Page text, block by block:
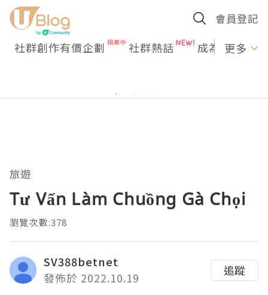
會員登記
社群創作有價企劃 社群熱話 成為U更多
旅遊
Tư Vấn Làm Chuồng Gà Chọi
瀏覽次數:378
SV388betnet
發佈於 2022.10.19
追蹤